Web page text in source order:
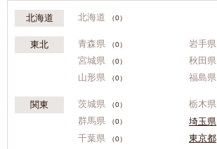
北海道 北海道 （0）
東北 青森県 （0） 岩手県
宮城県 （0） 秋田県
山形県 （0） 福島県
関東 茨城県 （0） 栃木県
群馬県 （0） 埼玉県
千葉県 （0） 東京都